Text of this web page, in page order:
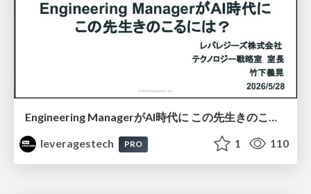
Engineering ManagerがAI時代に この先生きのこるには？
leveragestech
PRO 1 110